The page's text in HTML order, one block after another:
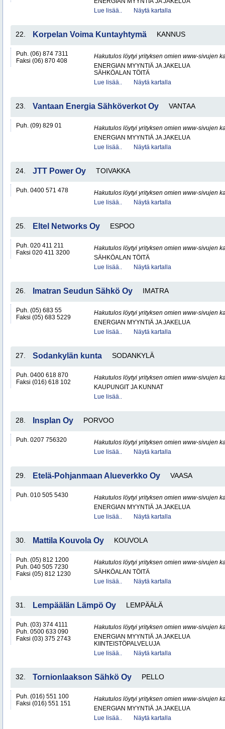
Lue lisää..
Näytä kartalla
22. Korpelan Voima Kuntayhtymä KANNUS
Puh. (06) 874 7311
Faksi (06) 870 408
Hakutulos löytyi yrityksen omien www-sivujen
ENERGIAN MYYNTIÄ JA JAKELUA
SÄHKÖALAN TÖITÄ
Lue lisää..
Näytä kartalla
23. Vantaan Energia Sähköverkot Oy VANTAA
Puh. (09) 829 01
Hakutulos löytyi yrityksen omien www-sivujen
ENERGIAN MYYNTIÄ JA JAKELUA
Lue lisää..
Näytä kartalla
24. JTT Power Oy TOIVAKKA
Puh. 0400 571 478
Hakutulos löytyi yrityksen omien www-sivujen
Lue lisää..
Näytä kartalla
25. Eltel Networks Oy ESPOO
Puh. 020 411 211
Faksi 020 411 3200
Hakutulos löytyi yrityksen omien www-sivujen
SÄHKÖALAN TÖITÄ
Lue lisää..
Näytä kartalla
26. Imatran Seudun Sähkö Oy IMATRA
Puh. (05) 683 55
Faksi (05) 683 5229
Hakutulos löytyi yrityksen omien www-sivujen
ENERGIAN MYYNTIÄ JA JAKELUA
Lue lisää..
Näytä kartalla
27. Sodankylän kunta SODANKYLÄ
Puh. 0400 618 870
Faksi (016) 618 102
Hakutulos löytyi yrityksen omien www-sivujen
KAUPUNGIT JA KUNNAT
Lue lisää..
28. Insplan Oy PORVOO
Puh. 0207 756320
Hakutulos löytyi yrityksen omien www-sivujen
Lue lisää..
Näytä kartalla
29. Etelä-Pohjanmaan Alueverkko Oy VAASA
Puh. 010 505 5430
Hakutulos löytyi yrityksen omien www-sivujen
ENERGIAN MYYNTIÄ JA JAKELUA
Lue lisää..
Näytä kartalla
30. Mattila Kouvola Oy KOUVOLA
Puh. (05) 812 1200
Puh. 040 505 7230
Faksi (05) 812 1230
Hakutulos löytyi yrityksen omien www-sivujen
SÄHKÖALAN TÖITÄ
Lue lisää..
Näytä kartalla
31. Lempäälän Lämpö Oy LEMPÄÄLÄ
Puh. (03) 374 4111
Puh. 0500 633 090
Faksi (03) 375 2743
Hakutulos löytyi yrityksen omien www-sivujen
ENERGIAN MYYNTIÄ JA JAKELUA
KIINTEISTÖPALVELUJA
Lue lisää..
Näytä kartalla
32. Tornionlaakson Sähkö Oy PELLO
Puh. (016) 551 100
Faksi (016) 551 151
Hakutulos löytyi yrityksen omien www-sivujen
ENERGIAN MYYNTIÄ JA JAKELUA
Lue lisää..
Näytä kartalla